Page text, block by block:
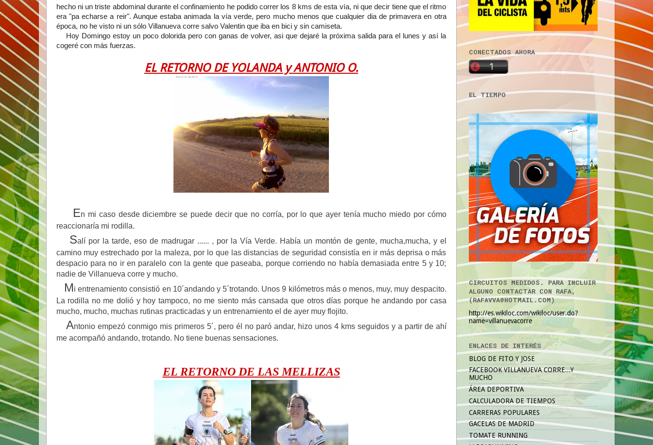
hecho ni un triste abdominal durante el confinamiento he podido correr los 8 kms de esta vía, ni que decir tiene que el ritmo
era "pa echarse a reir". Aunque estaba animada la vía verde, pero mucho menos que cualquier dia de primavera en otra
época, no he visto ni un sólo Villanueva corre salvo Valentin que iba en bici y sin camiseta.
Hoy Domingo estoy un poco dolorida pero con ganas de volver, asi que dejaré la próxima salida para el lunes y así la
cogeré con más fuerzas.
EL RETORNO DE YOLANDA y ANTONIO O.
En mi caso desde diciembre se puede decir que no corría, por lo que ayer tenía mucho miedo por cómo
reaccionaría mi rodilla.
Salí por la tarde, eso de madrugar ...... , por la Vía Verde. Había un montón de gente, mucha,mucha, y el
camino muy estrechado por la maleza, por lo que las distancias de seguridad consistía en ir más deprisa o más
despacio para no ir en paralelo con la gente que paseaba, porque corriendo no había demasiada entre 5 y 10;
nadie de Villanueva corre y mucho.
Mi entrenamiento consistió en 10´andando y 5´trotando. Unos 9 kilómetros más o menos, muy, muy despacito.
La rodilla no me dolió y hoy tampoco, no me siento más cansada que otros días porque he andando por casa
mucho, mucho, muchas rutinas practicadas y un entrenamiento el de ayer muy flojito.
Antonio empezó conmigo mis primeros 5´, pero él no paró andar, hizo unos 4 kms seguidos y a partir de ahí
me acompañó andando, trotando. No tiene buenas sensaciones.
EL RETORNO DE LAS MELLIZAS
CONECTADOS AHORA
EL TIEMPO
CIRCUITOS MEDIDOS. PARA INCLUIR
ALGUNO CONTACTAR CON RAFA,
(RAFAVVA@HOTMAIL.COM)
http://es.wikiloc.com/wikiloc/user.do?
name=villanuevacorre
ENLACES DE INTERÉS
BLOG DE FITO Y JOSE
FACEBOOK VILLANUEVA CORRE...Y
MUCHO
ÁREA DEPORTIVA
CALCULADORA DE TIEMPOS
CARRERAS POPULARES
GACELAS DE MADRID
TOMATE RUNNING